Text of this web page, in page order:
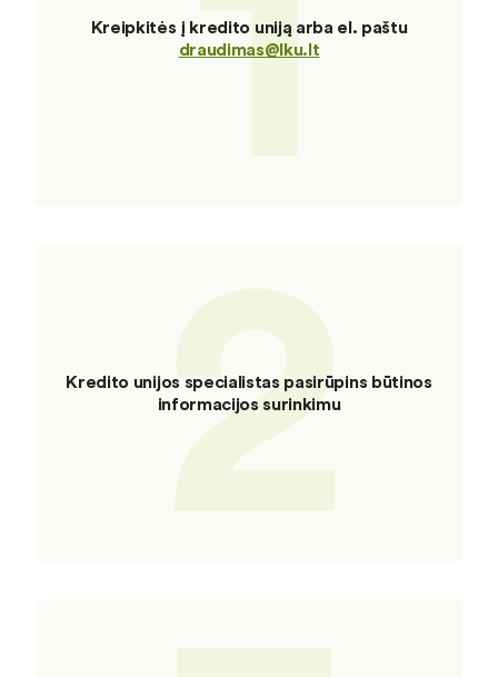
Kreipkitės į kredito uniją arba el. paštu
draudimas@lku.lt
2
Kredito unijos specialistas pasirūpins būtinos
informacijos surinkimu